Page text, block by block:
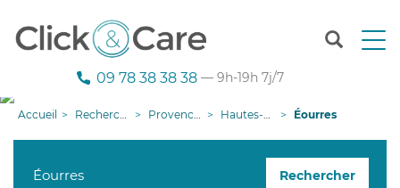
T
n
09 78 38 38 38 — 9h-19h 7j/7
Accueil Recherche aide à domicile Provence-Alpes-Côte d'Azur Hautes-Alpes Éourres
Rechercher